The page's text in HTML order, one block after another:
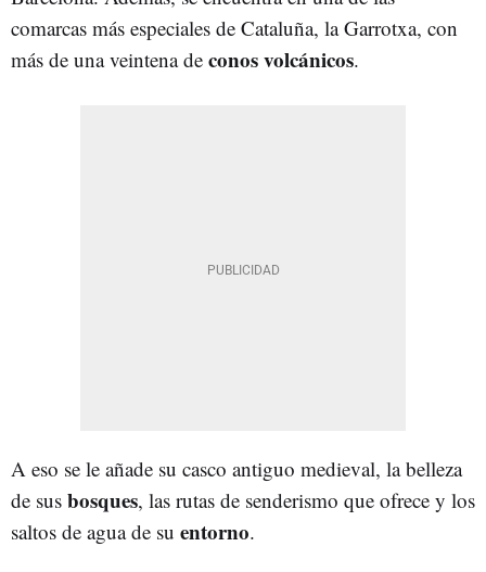
comarcas más especiales de Cataluña, la Garrotxa, con
más de una veintena de conosvolcánicos.
A eso se le añade su casco antiguo medieval, la belleza
de sus bosques, las rutas de senderismo que ofrece y los
saltos de agua de su entorno.